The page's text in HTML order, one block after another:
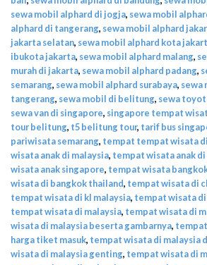
sewa mobil alphard di jogja, sewa mobil
alphard di tangerang, sewa mobil alphard
jakarta selatan, sewa mobil alphard kota
ibukota jakarta, sewa mobil alphard malang,
murah di jakarta, sewa mobil alphard padang,
semarang, sewa mobil alphard surabaya, sewa
tangerang, sewa mobil di belitung, sewa
sewa van di singapore, singapore tempat
tour belitung, t5 belitung tour, tarif bus
pariwisata semarang, tempat tempat wisata
wisata anak di malaysia, tempat wisata anak
wisata anak singapore, tempat wisata
wisata di bangkok thailand, tempat wisata di
tempat wisata di kl malaysia, tempat wisata di
tempat wisata di malaysia, tempat wisata di
wisata di malaysia beserta gambarnya,
harga tiket masuk, tempat wisata di malaysia
wisata di malaysia genting, tempat wisata di